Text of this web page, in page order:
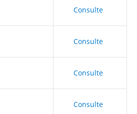
Consulte
Consulte
Consulte
Consulte